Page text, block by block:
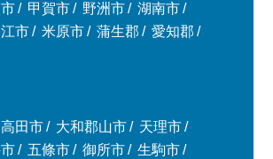
甲賀市 野洲市
湖南市
市 米原市 蒲生郡
愛知郡
田市 大和郡山市
天理市
五條市 御所市
生駒市